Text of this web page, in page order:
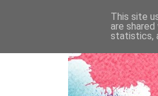
This site
are
statistics,